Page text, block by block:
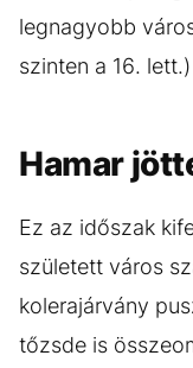
legnagyobb
szinten a 16. lett.)
Hamar
Ez az időszak
született város
kolerajárvány
tőzsde is